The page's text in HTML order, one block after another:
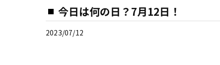
今日は何の日？7月12日！
2023/07/12